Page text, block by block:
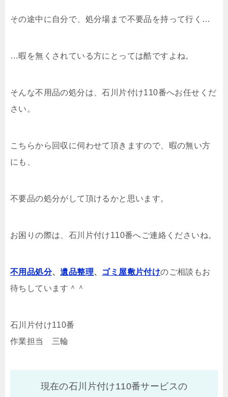
その途中に自分で、処分場まで不要品を持って行く…
…暇を無くされている方にとっては酷ですよね。
そんな不用品の処分は、石川片付け110番へお任せくだ
さい。
こちらから回収に伺わせて頂きますので、暇の無い方
にも、
不要品の処分がして頂けるかと思います。
お困りの際は、石川片付け110番へご連絡くださいね。
不用品処分、遺品整理、 ゴミ屋敷片付けのご相談もお
待ちしています＾＾
石川片付け110番
作業担当 三輪
現在の石川片付け110番サービスの